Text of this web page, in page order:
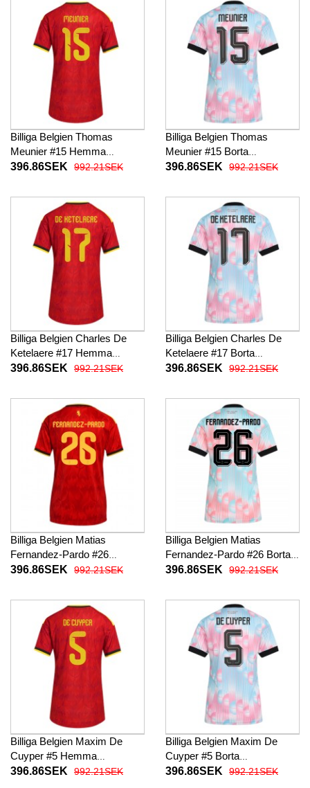
Billiga Belgien Thomas
Meunier #15 Hemma
fotbollskläder Dam VM 2026
396.86SEK 992.21SEK
Billiga Belgien Thomas
Meunier #15 Borta
fotbollskläder Dam VM 2026
396.86SEK 992.21SEK
Billiga Belgien Charles De
Ketelaere #17 Hemma
fotbollskläder Dam VM 2026
396.86SEK 992.21SEK
Billiga Belgien Charles De
Ketelaere #17 Borta
fotbollskläder Dam VM 2026
396.86SEK 992.21SEK
Billiga Belgien Matias
Fernandez-Pardo #26
Hemma fotbollskläder Dam
396.86SEK 992.21SEK
Billiga Belgien Matias
Fernandez-Pardo #26 Borta
fotbollskläder Dam VM 2026
396.86SEK 992.21SEK
Billiga Belgien Maxim De
Cuyper #5 Hemma
fotbollskläder Dam VM 2026
396.86SEK 992.21SEK
Billiga Belgien Maxim De
Cuyper #5 Borta
fotbollskläder Dam VM 2026
396.86SEK 992.21SEK